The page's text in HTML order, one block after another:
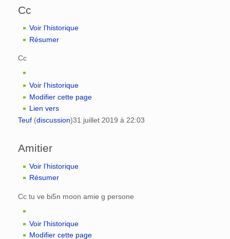
Cc
Voir l’historique
Résumer
Cc
Voir l’historique
Modifier cette page
Lien vers
Teuf (discussion)31 juillet 2019 à 22:03
Amitier
Voir l’historique
Résumer
Cc tu ve bi5n moon amie g persone
Voir l’historique
Modifier cette page